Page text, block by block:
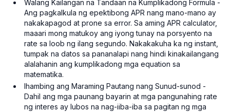
Walang Kailangan na Tandaan na Kumplikadong Formula -
Ang pagkalkula ng epektibong APR nang mano-mano ay
nakakapagod at prone sa error. Sa aming APR calculator,
maaari mong matukoy ang iyong tunay na porsyento na
rate sa loob ng ilang segundo. Nakakakuha ka ng instant,
tumpak na datos sa pananalapi nang hindi kinakailangang
alalahanin ang kumplikadong mga equation sa
matematika.
Ihambing ang Maraming Pautang nang Sunud-sunod -
Dahil ang mga paunang bayarin at mga pangunahing rate
ng interes ay lubos na nag-iiba-iba sa pagitan ng mga